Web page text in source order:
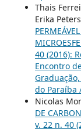
Thais
Erika
40 (2016):
Encontro
do Paraíba
Nicolas
DE
v. 22 n. 40